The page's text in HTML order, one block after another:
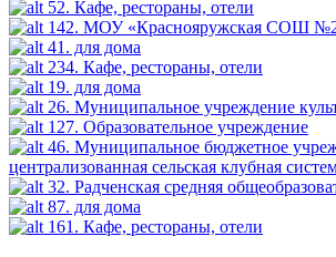
52. Кафе, рестораны, отели
142. МОУ «Краснояружская СОШ
41. для дома
234. Кафе, рестораны, отели
19. для дома
26. Муниципальное учреждение
127. Образовательное учреждение
46. Муниципальное бюджетное
централизованная сельская клубная
32. Радченская средняя
87. для дома
161. Кафе, рестораны, отели